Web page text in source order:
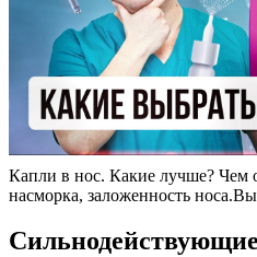
Капли в нос. Какие лучше? Чем
насморка, заложенность